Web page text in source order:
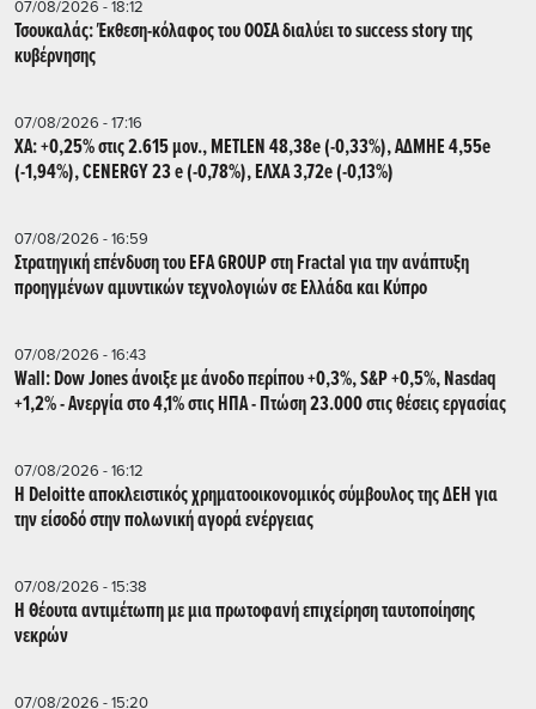
07/08/2026 - 18:12
Τσουκαλάς: Έκθεση-κόλαφος του ΟΟΣΑ διαλύει το success story της
κυβέρνησης
07/08/2026 - 17:16
ΧΑ: +0,25% στις 2.615 μον., METLEN 48,38e (-0,33%), ΑΔΜΗΕ 4,55e
(-1,94%), CENERGY 23 e (-0,78%), ΕΛΧΑ 3,72e (-0,13%)
07/08/2026 - 16:59
Στρατηγική επένδυση του EFA GROUP στη Fractal για την ανάπτυξη
προηγμένων αμυντικών τεχνολογιών σε Ελλάδα και Κύπρο
07/08/2026 - 16:43
Wall: Dow Jones άνοιξε με άνοδο περίπου +0,3%, S&P +0,5%, Nasdaq
+1,2% - Ανεργία στο 4,1% στις ΗΠΑ - Πτώση 23.000 στις θέσεις εργασίας
07/08/2026 - 16:12
Η Deloitte αποκλειστικός χρηματοοικονομικός σύμβουλος της ΔΕΗ για
την είσοδό στην πολωνική αγορά ενέργειας
07/08/2026 - 15:38
Η Θέουτα αντιμέτωπη με μια πρωτοφανή επιχείρηση ταυτοποίησης
νεκρών
07/08/2026 - 15:20